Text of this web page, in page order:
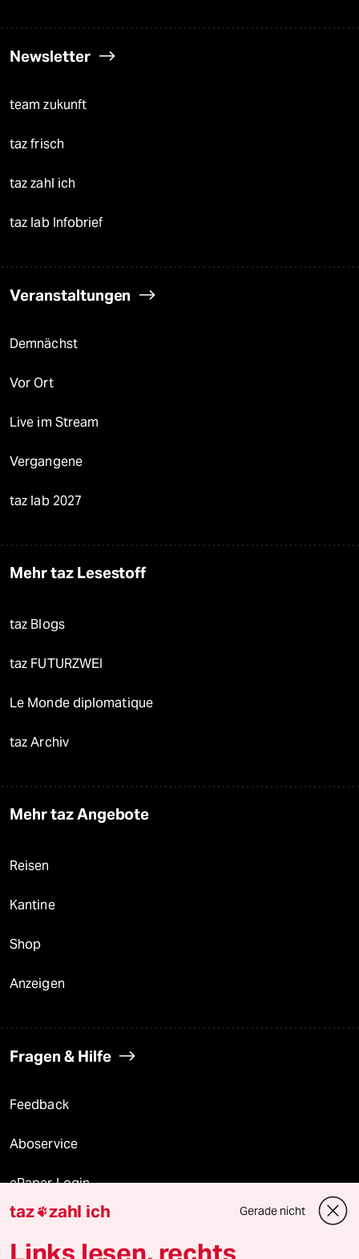
Newsletter
team zukunft
taz frisch
taz zahl ich
taz lab Infobrief
Veranstaltungen
Demnächst
Vor Ort
Live im Stream
Vergangene
taz lab 2027
Mehr taz Lesestoff
taz Blogs
taz FUTURZWEI
Le Monde diplomatique
taz Archiv
Mehr taz Angebote
Reisen
Kantine
Shop
Anzeigen
Fragen & Hilfe
Feedback
Aboservice
ePaper Login
Downloads für Abonnierende
taz zahl ich Gerade nicht